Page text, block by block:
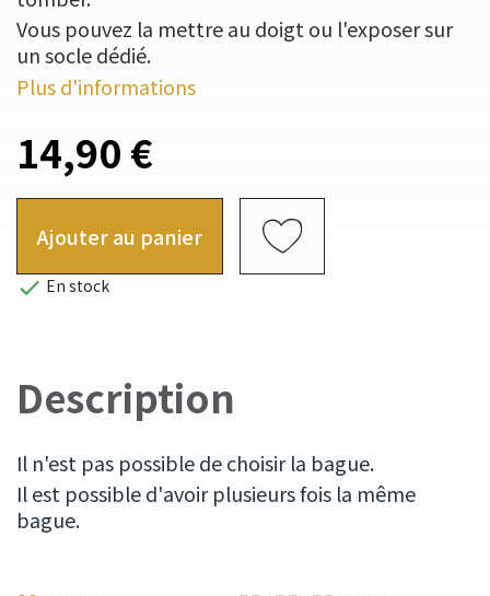
Vous pouvez la mettre au doigt ou l'exposer sur
un socle dédié.
Plus d'informations
14,90 €
Ajouter au panier
 En stock
Description
Il n'est pas possible de choisir la bague.
Il est possible d'avoir plusieurs fois la même
bague.